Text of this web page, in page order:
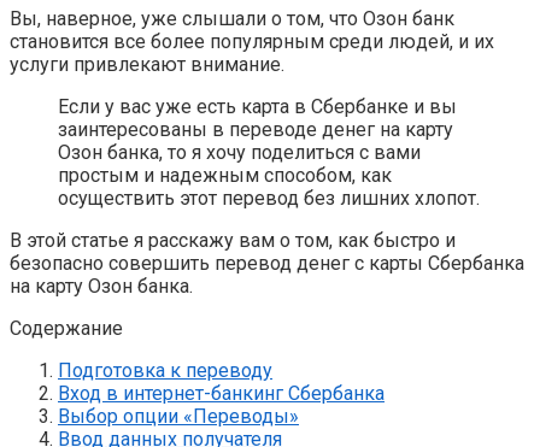
Вы, наверное, уже слышали о том, что Озон банк
становится все более популярным среди людей, и их
услуги привлекают внимание.
Если у вас уже есть карта в Сбербанке и вы
заинтересованы в переводе денег на карту
Озон банка, то я хочу поделиться с вами
простым и надежным способом, как
осуществить этот перевод без лишних хлопот.
В этой статье я расскажу вам о том, как быстро и
безопасно совершить перевод денег с карты Сбербанка
на карту Озон банка.
Содержание
Подготовка к переводу
Вход в интернет-банкинг Сбербанка
Выбор опции «Переводы»
Ввод данных получателя